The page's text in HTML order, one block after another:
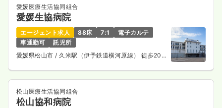
愛媛医療生活協同組合
愛媛生協病院
エージェント求人 88床 7:1
電子カルテ
車通勤可
託児所
愛媛県松山市/ 久米駅（伊予鉄道横河原線） 徒歩20
松山医療生活協同組合
松山協和病院